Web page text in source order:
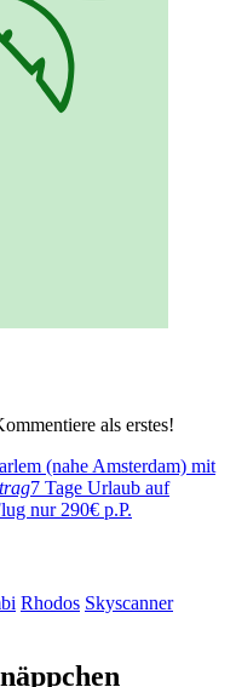
als erstes!
(nahe Amsterdam) mit
7 Tage Urlaub auf
nur 290€ p.P.
Rhodos Skyscanner